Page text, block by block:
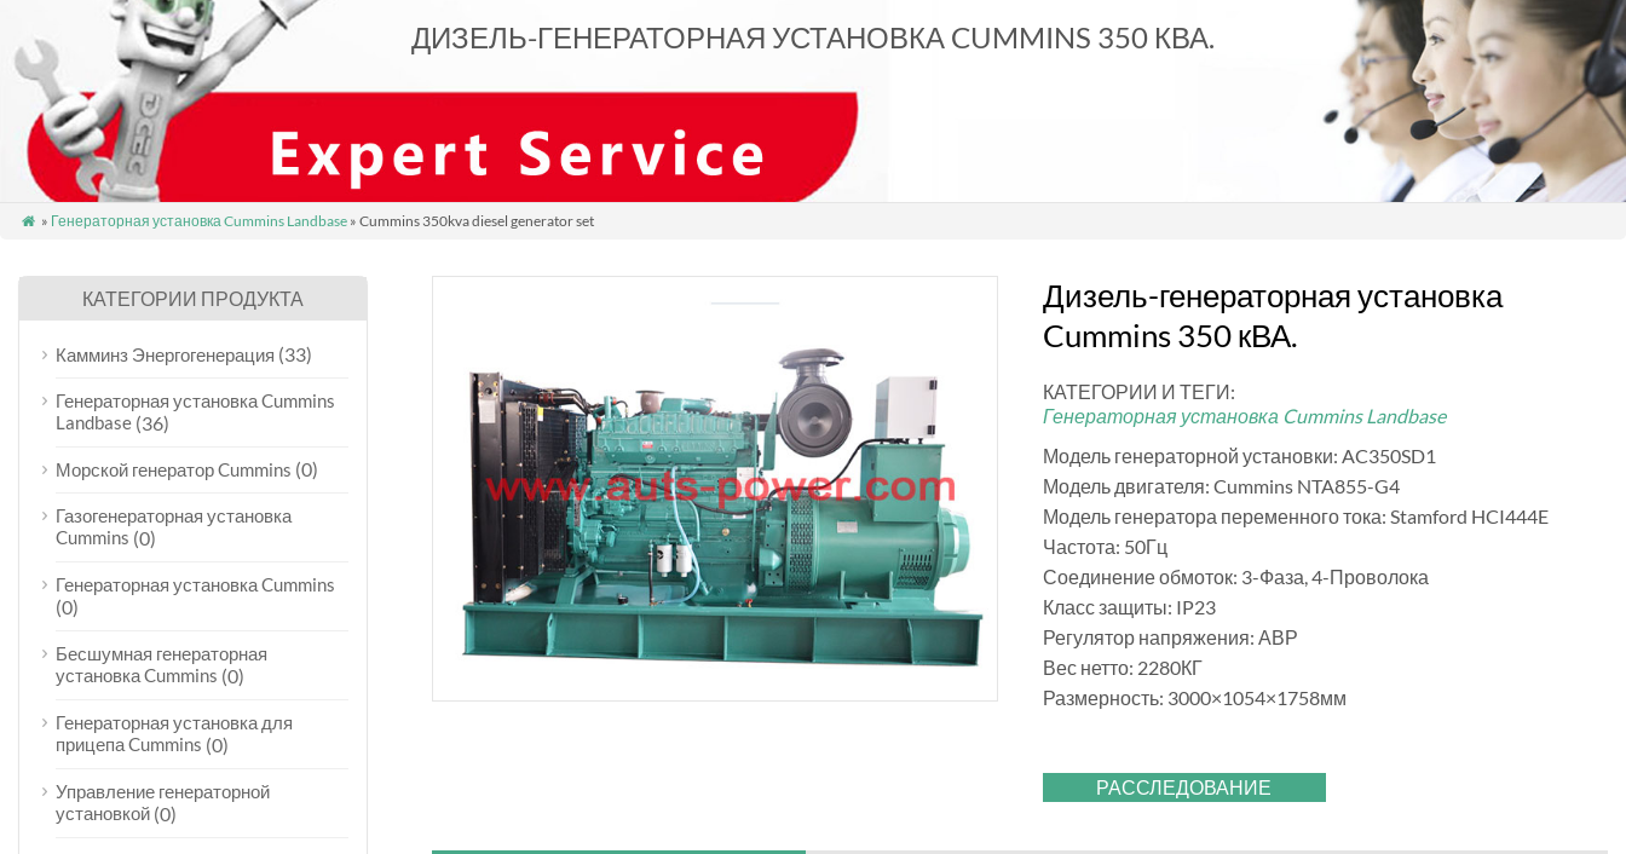
ДИЗЕЛЬ-ГЕНЕРАТОРНАЯ УСТАНОВКА CUMMINS 350 КВА.
 » Генераторная установка Cummins Landbase » Cummins 350kva diesel generator set
Дизель-генераторная установка
Cummins 350 кВА.
КАТЕГОРИИ И ТЕГИ:
Генераторная установка Cummins Landbase
Модель генераторной установки: AC350SD1
Модель двигателя:Cummins NTA855-G4
Модель генератора переменного тока:Stamford HCI444E
Частота: 50Гц
Соединение обмоток: 3-Фаза, 4-Проволока
Класс защиты: IP23
Регулятор напряжения: АВР
Вес нетто: 2280КГ
Размерность: 3000×1054×1758мм
РАССЛЕДОВАНИЕ
КАТЕГОРИИ ПРОДУКТА
Камминз Энергогенерация (33)
Генераторная установка Cummins
Landbase (36)
Морской генератор Cummins (0)
Газогенераторная установка
Cummins (0)
Генераторная установка Cummins
(0)
Бесшумная генераторная
установка Cummins (0)
Генераторная установка для
прицепа Cummins (0)
Управление генераторной
установкой (0)